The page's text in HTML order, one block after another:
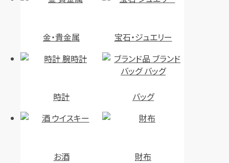
金・貴金属 宝石・ジュエリー
時計 バッグ
お酒 財布